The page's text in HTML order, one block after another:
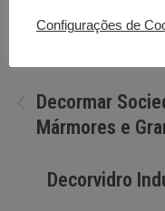
de
artigos
Decormar
Mármores e
Decorvidro
Configurações de